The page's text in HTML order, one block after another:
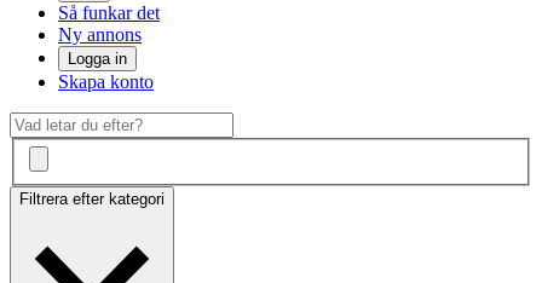
Så funkar det
Ny annons
Logga in
Skapa konto
Filtrera efter kategori